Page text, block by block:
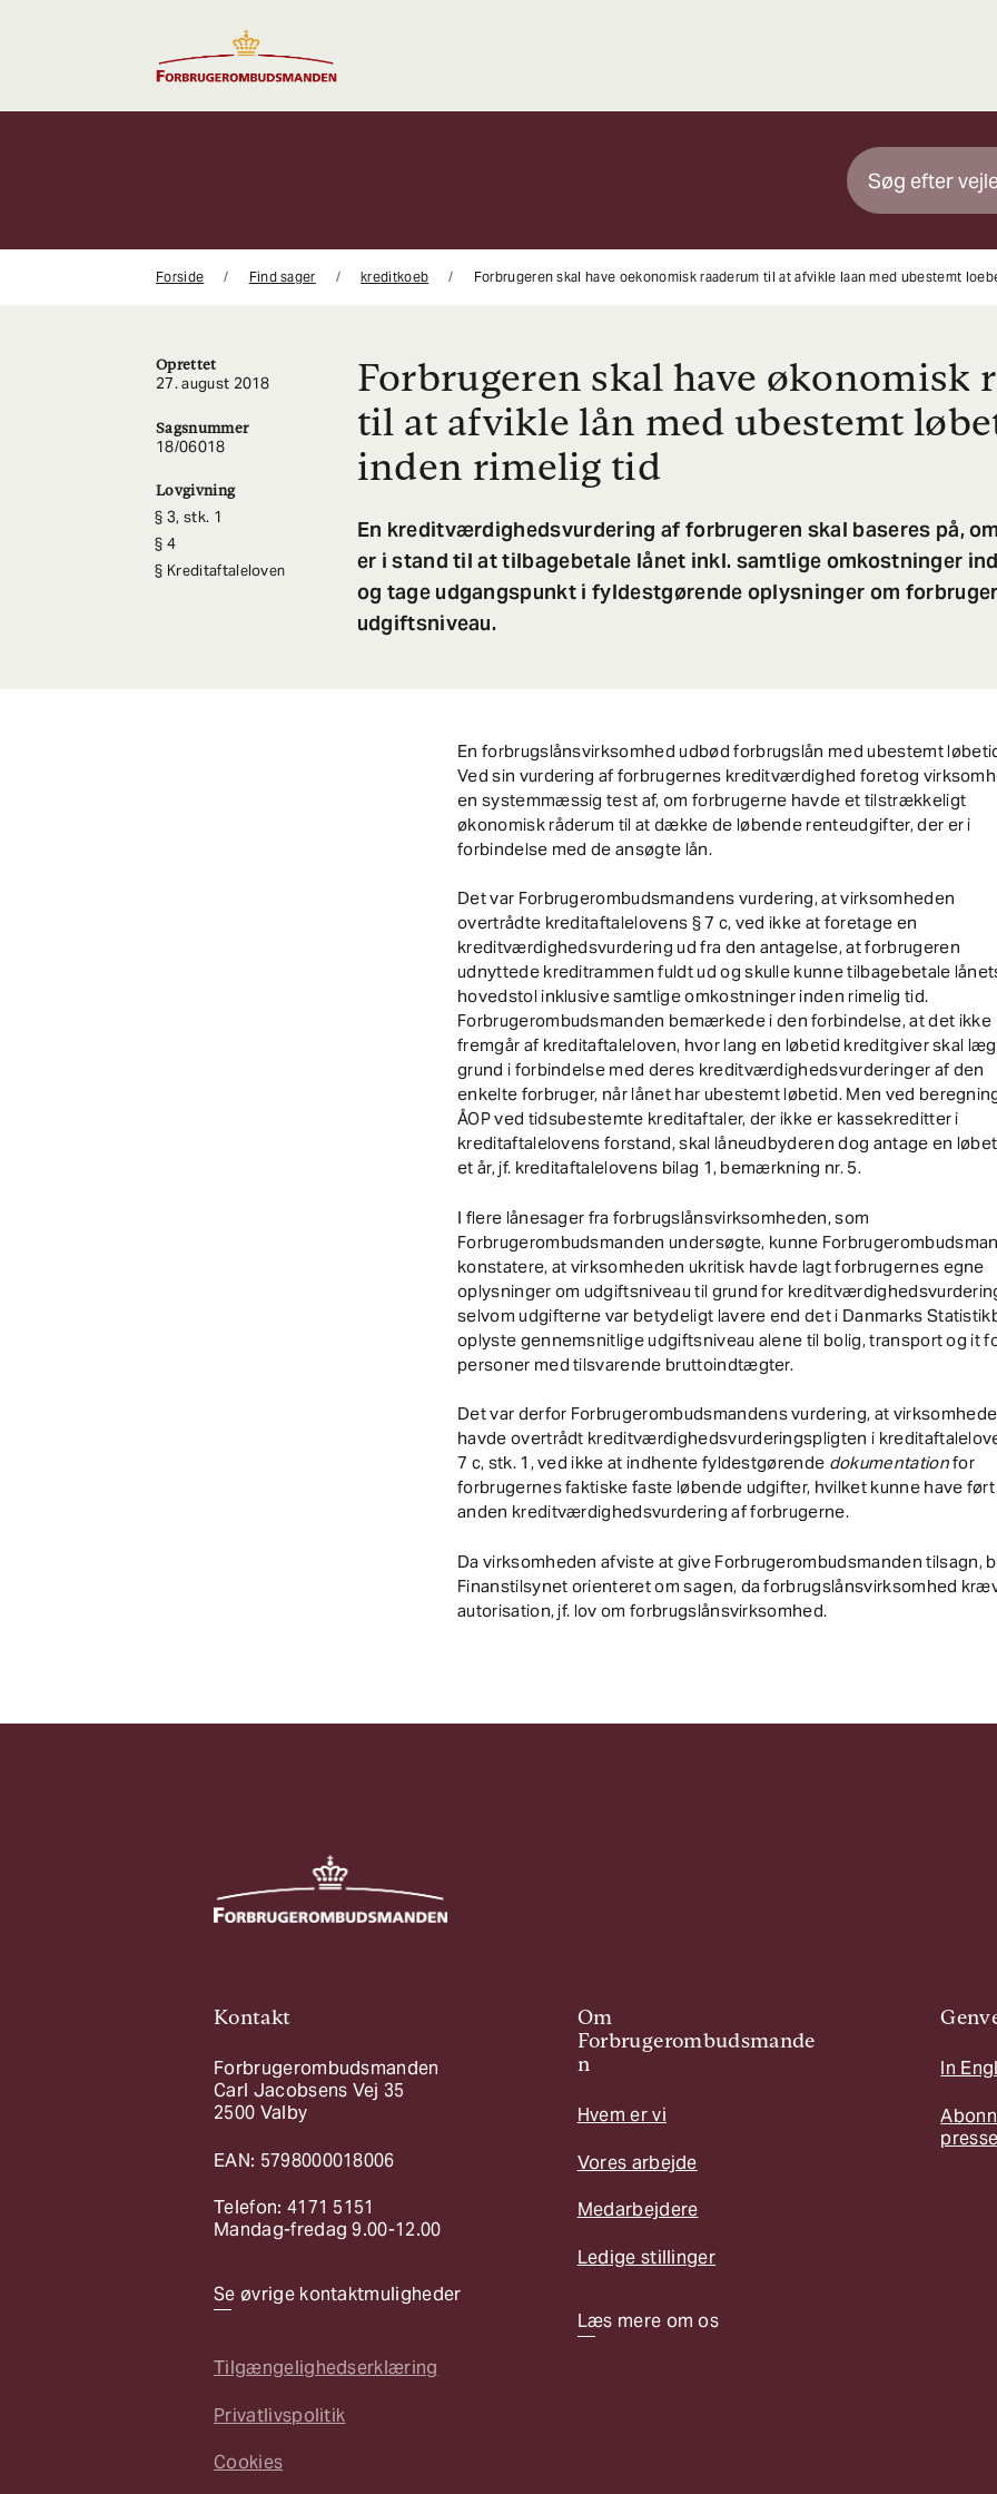
Forside Find sager kreditkoeb Forbrugeren skal have oekonomisk raaderum til at afvikle laan med ubestemt
Oprettet
27. august 2018
Sagsnummer
18/06018
Lovgivning
3, stk. 1
4
Kreditaftaleloven
Forbrugeren skal have økonomisk
til at afvikle lån med ubestemt
inden rimelig tid
En kreditværdighedsvurdering af forbrugeren skal baseres på,
er i stand til at tilbagebetale lånet inkl. samtlige omkostninger
og tage udgangspunkt i fyldestgørende oplysninger om
udgiftsniveau.
En forbrugslånsvirksomhed udbød forbrugslån med ubestemt
Ved sin vurdering af forbrugernes kreditværdighed foretog
en systemmæssig test af, om forbrugerne havde et tilstrækkeligt
økonomisk råderum til at dække de løbende renteudgifter, der er i
forbindelse med de ansøgte lån.
Det var Forbrugerombudsmandens vurdering, at virksomheden
overtrådte kreditaftalelovens § 7 c, ved ikke at foretage en
kreditværdighedsvurdering ud fra den antagelse, at forbrugeren
udnyttede kreditrammen fuldt ud og skulle kunne tilbagebetale
hovedstol inklusive samtlige omkostninger inden rimelig tid.
Forbrugerombudsmanden bemærkede i den forbindelse, at det ikke
fremgår af kreditaftaleloven, hvor lang en løbetid kreditgiver skal
grund i forbindelse med deres kreditværdighedsvurderinger af den
enkelte forbruger, når lånet har ubestemt løbetid. Men ved
ÅOP ved tidsubestemte kreditaftaler, der ikke er kassekreditter i
kreditaftalelovens forstand, skal låneudbyderen dog antage en
et år, jf. kreditaftalelovens bilag 1, bemærkning nr. 5.
I flere lånesager fra forbrugslånsvirksomheden, som
Forbrugerombudsmanden undersøgte, kunne
konstatere, at virksomheden ukritisk havde lagt forbrugernes egne
oplysninger om udgiftsniveau til grund for
selvom udgifterne var betydeligt lavere end det i Danmarks
oplyste gennemsnitlige udgiftsniveau alene til bolig, transport og it
personer med tilsvarende bruttoindtægter.
Det var derfor Forbrugerombudsmandens vurdering, at
havde overtrådt kreditværdighedsvurderingspligten i
7 c, stk. 1, ved ikke at indhente fyldestgørende dokumentationfor
forbrugernes faktiske faste løbende udgifter, hvilket kunne have ført
anden kreditværdighedsvurdering af forbrugerne.
Da virksomheden afviste at give Forbrugerombudsmanden tilsagn,
Finanstilsynet orienteret om sagen, da forbrugslånsvirksomhed
autorisation, jf. lov om forbrugslånsvirksomhed.
Kontakt
Forbrugerombudsmanden
Carl Jacobsens Vej 35
2500 Valby
EAN: 5798000018006
Telefon: 4171 5151
Mandag-fredag 9.00-12.00
Se øvrige kontaktmuligheder
Tilgængelighedserklæring
Privatlivspolitik
Cookies
Om
Forbrugerombudsmande
n
Hvem er vi
Vores arbejde
Medarbejdere
Ledige stillinger
Læs mere om os
In